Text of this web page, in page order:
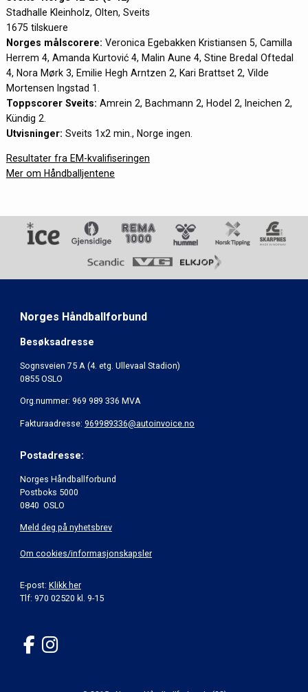
Stadhalle Kleinholz, Olten, Sveits
1675 tilskuere
Norges målscorere: Veronica Egebakken Kristiansen 5, Camilla
Herrem 4, Amanda Kurtović 4, Malin Aune 4, Stine Bredal Oftedal
4, Nora Mørk 3, Emilie Hegh Arntzen 2, Kari Brattset 2, Vilde
Mortensen Ingstad 1.
Toppscorer Sveits: Amrein 2, Bachmann 2, Hodel 2, Ineichen 2,
Kündig 2.
Utvisninger: Sveits 1x2 min., Norge ingen.
Resultater fra EM-kvalifiseringen
Mer om Håndballjentene
Norges Håndballforbund
Besøksadresse
Sognsveien 75 A (4. etg. Ullevaal Stadion)
0855 OSLO
Org.nummer: 969 989 336 MVA
Fakturaadresse: 969989336@autoinvoice.no
Postadresse:
Norges Håndballforbund
Postboks 5000
0840 OSLO
Meld deg på nyhetsbrev
Om cookies/informasjonskapsler
E-post: Klikk her
Tlf: 970 02520 kl. 9-15